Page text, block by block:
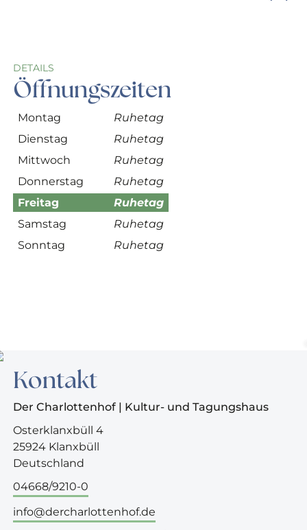
DETAILS
Öffnungszeiten
Montag
Ruhetag
Dienstag
Ruhetag
Mittwoch
Ruhetag
Donnerstag
Ruhetag
Freitag
Ruhetag
Samstag
Ruhetag
Sonntag
Ruhetag
Kontakt
Der Charlottenhof | Kultur- und Tagungshaus
Osterklanxbüll 4
25924 Klanxbüll
Deutschland
04668/9210-0
info@dercharlottenhof.de